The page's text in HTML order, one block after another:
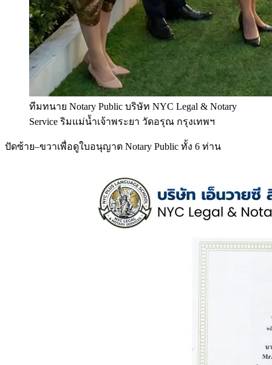
ทีมทนาย Notary Public บริษัท NYC Legal & Notary
Service ริมแม่น้ำเจ้าพระยา วัดอรุณ กรุงเทพฯ
ปัดซ้าย–ขวาเพื่อดูใบอนุญาต Notary Public ทั้ง 6 ท่าน